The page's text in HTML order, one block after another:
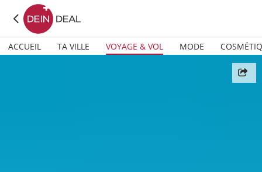
ACCUEIL TA VILLE VOYAGE & VOL MODE